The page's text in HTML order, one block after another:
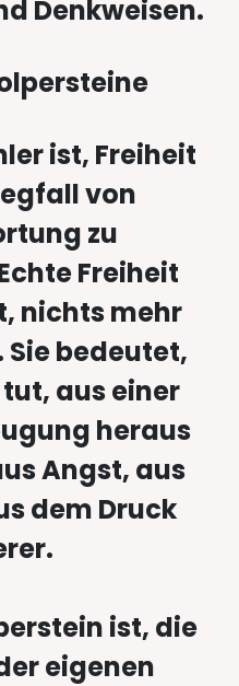
Denkweisen.
ist, Freiheit
von
zu
Freiheit
nichts mehr
Sie bedeutet,
aus einer
heraus
Angst, aus
dem Druck
ist, die
eigenen